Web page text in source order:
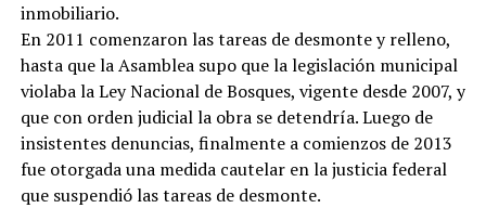
inmobiliario.
En 2011 comenzaron las tareas de desmonte y relleno,
hasta que la Asamblea supo que la legislación municipal
violaba la Ley Nacional de Bosques, vigente desde 2007, y
que con orden judicial la obra se detendría. Luego de
insistentes denuncias, finalmente a comienzos de 2013
fue otorgada una medida cautelar en la justicia federal
que suspendió las tareas de desmonte.